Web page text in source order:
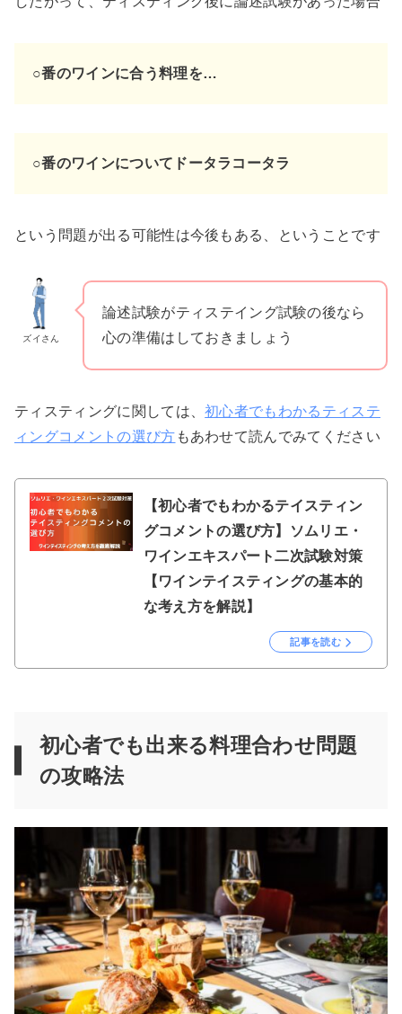
○番のワインに合う料理を…
○番のワインについてドータラコータラ
という問題が出る可能性は今後もある、ということです
ズイさん
論述試験がティステイング試験の後なら
心の準備はしておきましょう
ティスティングに関しては、初心者でもわかるティステ
ィングコメントの選び方 もあわせて読んでみてください
【初心者でもわかるテイスティン
グコメントの選び方】ソムリエ・
ワインエキスパート二次試験対策
【ワインテイスティングの基本的
な考え方を解説】
記事を読む
初心者でも出来る料理合わせ問題
の攻略法